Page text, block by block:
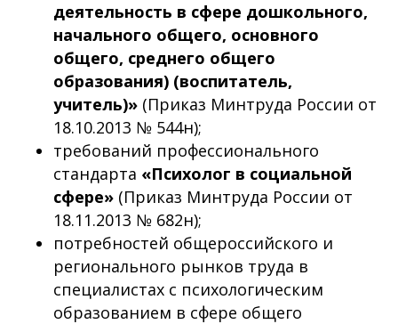
деятельность в сфере дошкольного,
начального общего, основного
общего, среднего общего
образования) (воспитатель,
учитель)» (Приказ Минтруда России от
18.10.2013 № 544н);
требований профессионального
стандарта «Психолог в социальной
сфере» (Приказ Минтруда России от
18.11.2013 № 682н);
потребностей общероссийского и
регионального рынков труда в
специалистах с психологическим
образованием в сфере общего